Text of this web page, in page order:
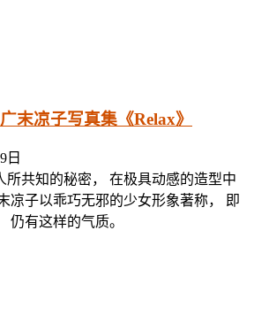
末凉子写真集《Relax》
日
所共知的秘密， 在极具动感的造型中
凉子以乖巧无邪的少女形象著称， 即
仍有这样的气质。